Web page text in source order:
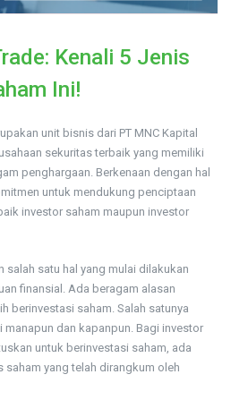
Kenali 5 Jenis
Ini!
unit bisnis dari PT MNC Kapital
sekuritas terbaik yang memiliki
penghargaan. Berkenaan dengan hal
untuk mendukung penciptaan
investor saham maupun investor
salah satu hal yang mulai dilakukan
finansial. Ada beragam alasan
berinvestasi saham. Salah satunya
manapun dan kapanpun. Bagi investor
untuk berinvestasi saham, ada
saham yang telah dirangkum oleh